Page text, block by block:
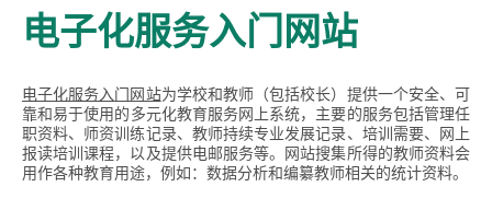
电子化服务入门网站
电子化服务入门网站为学校和教师（包括校长）提供一个安全、可
靠和易于使用的多元化教育服务网上系统，主要的服务包括管理任
职资料、师资训练记录、教师持续专业发展记录、培训需要、网上
报读培训课程，以及提供电邮服务等。网站搜集所得的教师资料会
用作各种教育用途，例如：数据分析和编纂教师相关的统计资料。